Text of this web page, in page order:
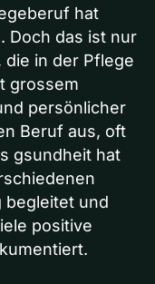
hat
Doch das ist nur
die in der Pflege
grossem
persönlicher
Beruf aus, oft
gsundheit hat
begleitet und
positive